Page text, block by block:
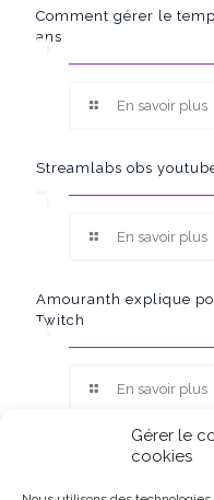
Gérer le
cookies
Comment gérer le
ans
En savoir plus
Streamlabs obs
En savoir plus
Amouranth explique
Twitch
En savoir plus